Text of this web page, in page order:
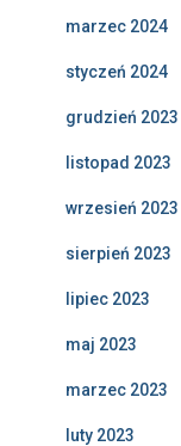
marzec 2024
styczeń 2024
grudzień 2023
listopad 2023
wrzesień 2023
sierpień 2023
lipiec 2023
maj 2023
marzec 2023
luty 2023